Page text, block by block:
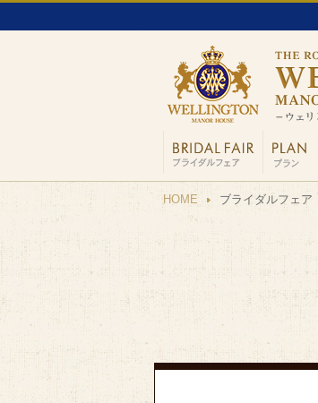
HOME ブライダルフェア